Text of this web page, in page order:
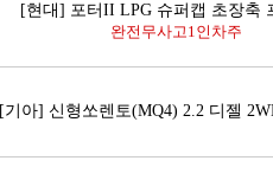
[현대] 포터II LPG 슈퍼캡 초장축
완전무사고1인차주
[기아] 신형쏘렌토(MQ4) 2.2 디젤